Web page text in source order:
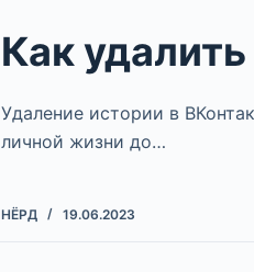
Как
Удаление истории в
личной жизни до…
НЁРД 19.06.2023